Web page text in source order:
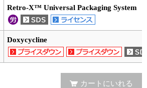
Retro-X™ Universal Packaging System
Doxycycline
カートにいれる